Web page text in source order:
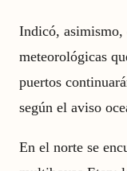
Indicó, asimismo,
meteorológicas
puertos
según el aviso
En el norte se